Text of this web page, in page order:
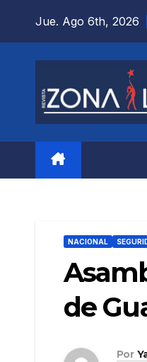
Jue. Ago 6th, 2026
NACIONAL
de
Por